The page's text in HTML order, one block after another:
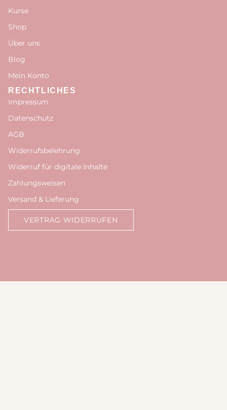
Kurse
Shop
Über uns
Blog
Mein Konto
RECHTLICHES
Impressum
Datenschutz
AGB
Widerrufsbelehrung
Widerruf für digitale Inhalte
Zahlungsweisen
Versand & Lieferung
VERTRAG WIDERRUFEN